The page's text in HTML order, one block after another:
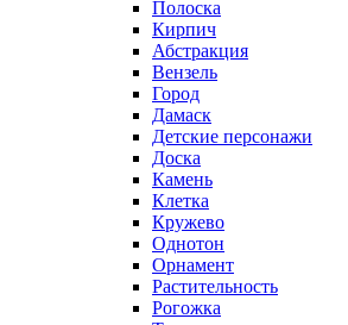
Полоска
Кирпич
Абстракция
Вензель
Город
Дамаск
Детские персонажи
Доска
Камень
Клетка
Кружево
Однотон
Орнамент
Растительность
Рогожка